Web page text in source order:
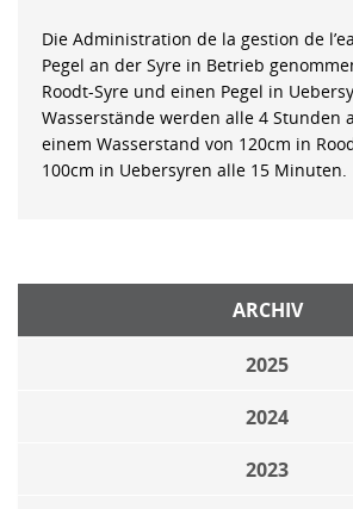
Die Administration de la gestion de
Pegel an der Syre in Betrieb
Roodt-Syre und einen Pegel in
Wasserstände werden alle 4 Stunden
einem Wasserstand von 120cm in
100cm in Uebersyren alle 15 Minuten.
ARCHIV
2025
2024
2023